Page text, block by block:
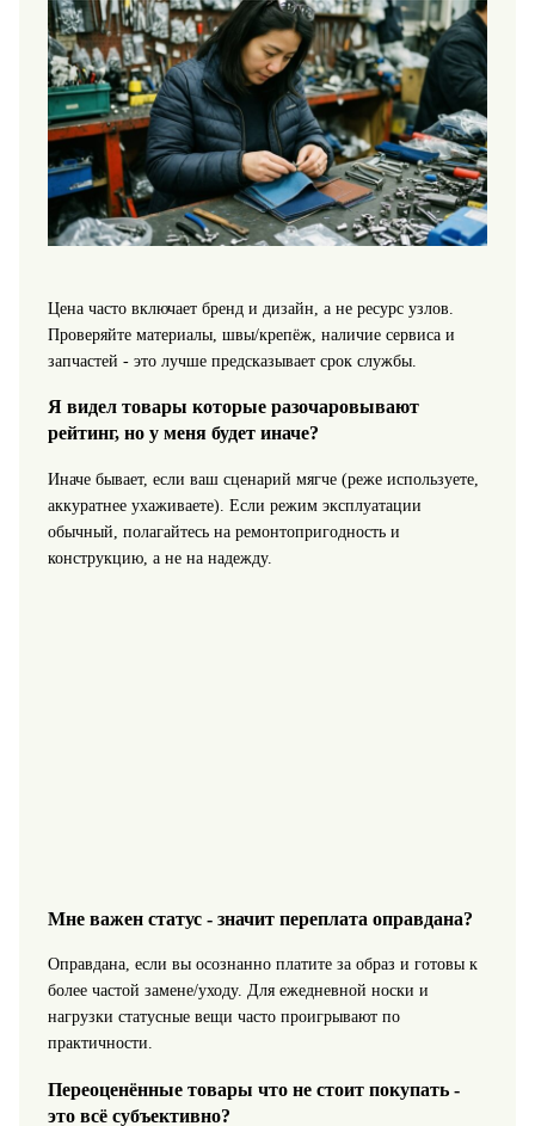
Цена часто включает бренд и дизайн, а не ресурс узлов.
Проверяйте материалы, швы/крепёж, наличие сервиса и
запчастей - это лучше предсказывает срок службы.
Я видел товары которые разочаровывают
рейтинг, но у меня будет иначе?
Иначе бывает, если ваш сценарий мягче (реже используете,
аккуратнее ухаживаете). Если режим эксплуатации
обычный, полагайтесь на ремонтопригодность и
конструкцию, а не на надежду.
Мне важен статус - значит переплата оправдана?
Оправдана, если вы осознанно платите за образ и готовы к
более частой замене/уходу. Для ежедневной носки и
нагрузки статусные вещи часто проигрывают по
практичности.
Переоценённые товары что не стоит покупать -
это всё субъективно?